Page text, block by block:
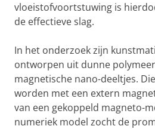
vloeistofvoortstuwing is
de effectieve slag.
In het onderzoek zijn
ontworpen uit dunne
magnetische nano-deeltjes.
worden met een extern
van een gekoppeld magneto-
numeriek model zocht de